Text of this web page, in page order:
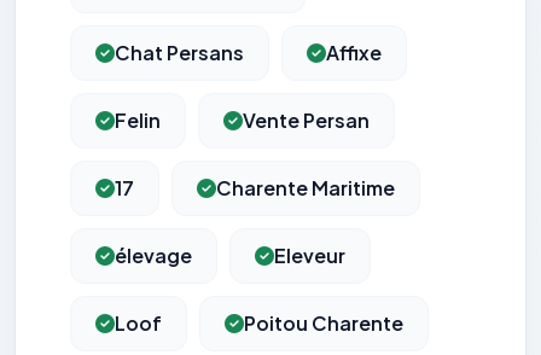
Chat Persans Affixe
Felin Vente Persan
17 Charente Maritime
élevage Eleveur
Loof Poitou Charente